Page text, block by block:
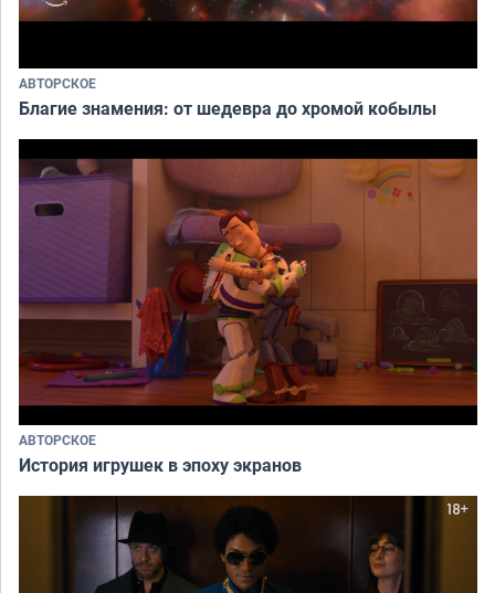
АВТОРСКОЕ
Благие знамения: от шедевра до хромой кобылы
АВТОРСКОЕ
История игрушек в эпоху экранов